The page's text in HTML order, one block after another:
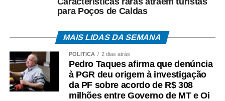
WhatsApp
Facebook
Twitter
Messenger
LinkedIn
Share
para Poços de Caldas
MAIS LIDAS DA SEMANA
POLÍTICA 2 dias atrás
Pedro Taques afirma que denúncia
à PGR deu origem à investigação
da PF sobre acordo de R$ 308
milhões entre Governo de MT e Oi